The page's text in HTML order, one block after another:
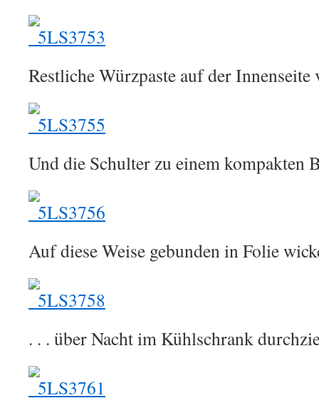
Restliche Würzpaste auf der Innenseite
Und die Schulter zu einem kompakten
Auf diese Weise gebunden in Folie
. . . über Nacht im Kühlschrank